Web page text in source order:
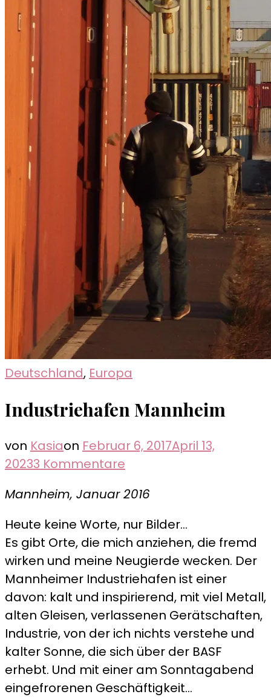
Deutschland, Europa
Industriehafen Mannheim
von Kasiaon Februar 6, 2017April 13,
20233 Kommentare
Mannheim
Mannheim, Januar 2016
Heute keine Worte, nur Bilder…
Es gibt Orte, die mich anziehen, die fremd
wirken und meine Neugierde wecken. Der
Mannheimer Industriehafen ist einer
davon: kalt und inspirierend, mit viel Metall,
alten Gleisen, verlassenen Gerätschaften,
Industrie, von der ich nichts verstehe und
kalter Sonne, die sich über der BASF
erhebt. Und mit einer am Sonntagabend
eingefrorenen Geschäftigkeit…